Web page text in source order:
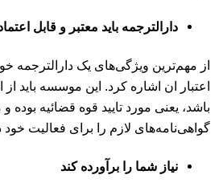
دارالترجمه باید معتبر و قابل اعتماد
از مهم‌ترین ویژگی‌های یک دارالترجمه
اعتبار ان اشاره کرد. این موسسه باید از
باشد، یعنی مورد تایید قوه قضائیه بوده و
گواهی‌نامه‌های لازم را برای فعالیت خود
نیاز شما را برآورده کند